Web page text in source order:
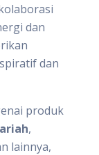
dan
dan
produk
,
lainnya,